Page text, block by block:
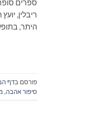
ריבלין,
היתר,
פורסם בדף
סיפור אהבה,